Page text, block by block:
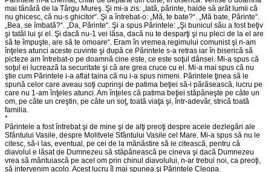
mai tânără de la Târgu Mureş. Şi mi-a zis: „Iată, părinte, haide să arăt lumii că
nu ghicesc, că nu-s ghicitor“. Şi a întrebat-o: „Mă, te bate?“. „Mă bate, Părinte“.
„Bea, se îmbată?“. „Da, Părinte“. Şi a spus Părintele: „Şi bunicul său a fost beţiv
şi tatăl lui şi el. Şi dacă nu-1 vei lăsa, dacă nu te desparţi şi nu pleci de la el are
să te împuşte, are să te omoare“. Eram în vremea regimului comunist şi n-am
înţeles atunci aceste cuvinte şi după ce Părintele s-a retras iar în biserică să
picteze am întrebat-o pe doamnă cine este, ce este soţul dânsei. Mi-a spus că
soţul ei lucrează la securitate şi că are grea cruce cu el. Mi-a mai spus că nu
ştie cum Părintele i-a aflat taina că nu i-a spus nimeni. Părintele ţinea să le
spună celor care aveau soţi cuprinşi de patima beţiei să-i părăsească, lucru pe
care nu 1-am înţeles atunci. Am înţeles că patima beţiei stăpâneşte pe câte un
om, pe câte un creştin, pe câte un soţ, toată viaţa şi, într-adevăr, strică toată
familia.
*
Părintele a fost întrebat şi de mine şi de alţi preoţi despre acele dezlegări ale
Sfântului Vasile, despre Molitvele Sfântului Vasile cel Mare. Mi-a spus să nu le
citesc, să-i las, eventual, pe cei de la mănăstire să le citească, pentru că
diavolul e lăsat de Dumnezeu să stăpânească pe cineva şi dacă Dumnezeu
vrea să mântuiască pe acel om prin chinul diavolului, n-ar trebui noi, ca preoţi,
să intervenim acolo. Acest lucru îl mai spunea şi Părintele Cleopa.